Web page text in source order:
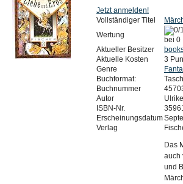
Jetzt anmelden!
Vollständiger Titel
Wertung
bei 0
Aktueller Besitzer
Aktuelle Kosten
3
Genre
Buchformat:
Buchnummer
Autor
ISBN-Nr.
Erscheinungsdatum
Verlag
Das
auch
und